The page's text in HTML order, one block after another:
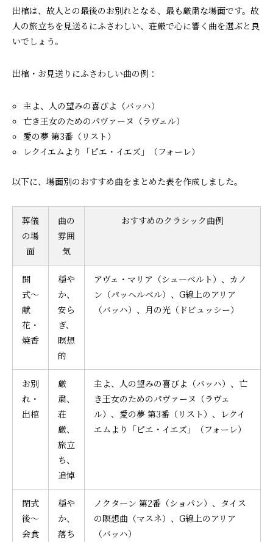
出棺は、故人との最後のお別れとなる、最も厳粛な場面です。故
人の旅立ちを見送るにふさわしい、荘厳で心に響く曲を選ぶと良
いでしょう。
出棺・お見送りにふさわしい曲の例：
主よ、人の望みの喜びよ（バッハ）
亡き王女のためのパヴァーヌ（ラヴェル）
愛の夢 第3番（リスト）
レクイエムより「ピエ・イエズ」（フォーレ）
以下に、場面別のおすすめ曲をまとめた表を作成しました。
葬儀
の場
面
曲の
雰囲
気
おすすめのクラシック曲例
開
式〜
献
花・
焼香
穏や
か、
安ら
ぎ、
瞑想
的
アヴェ・マリア（シューベルト）、カノ
ン（パッヘルベル）、G線上のアリア
（バッハ）、月の光（ドビュッシー）
お別
れ・
出棺
厳
粛、
荘
厳、
旅立
ち、
追悼
主よ、人の望みの喜びよ（バッハ）、亡
き王女のためのパヴァーヌ（ラヴェ
ル）、愛の夢 第3番（リスト）、レクイ
エムより「ピエ・イエズ」（フォーレ）
閉式
後〜
会食
穏や
か、
落ち
ノクターン 第2番（ショパン）、タイス
の瞑想曲（マスネ）、G線上のアリア
（バッハ）